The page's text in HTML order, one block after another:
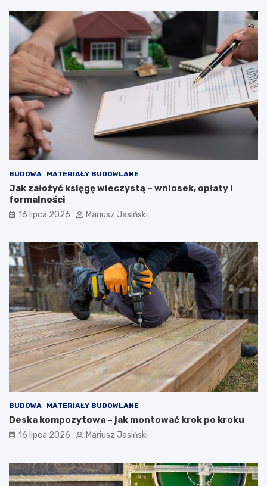
BUDOWA MATERIAŁY BUDOWLANE
Jak założyć księgę wieczystą – wniosek, opłaty i
formalności
16 lipca 2026 Mariusz Jasiński
BUDOWA MATERIAŁY BUDOWLANE
Deska kompozytowa – jak montować krok po kroku
16 lipca 2026 Mariusz Jasiński